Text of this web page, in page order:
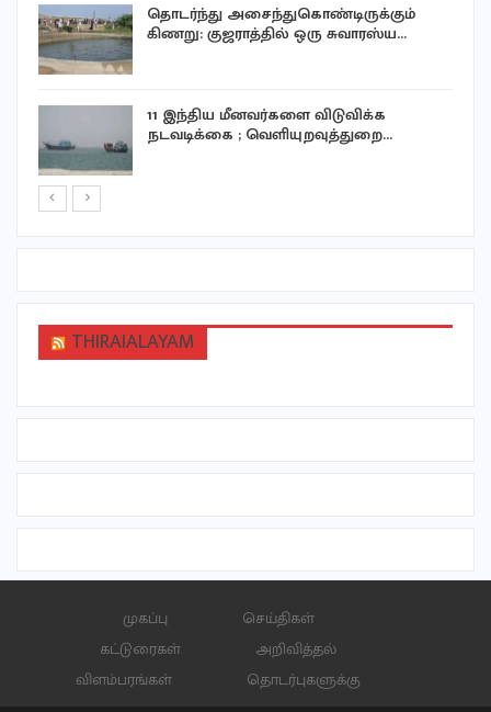
தொடர்ந்து அசைந்துகொண்டிருக்கும்
கிணறு: குஜராத்தில் ஒரு சுவாரஸ்ய…
11 இந்திய மீனவர்களை விடுவிக்க
நடவடிக்கை ; வெளியுறவுத்துறை…
THIRAIALAYAM
முகப்பு
செய்திகள்
கட்டுரைகள்
அறிவித்தல்
விளம்பரங்கள்
தொடர்புகளுக்கு